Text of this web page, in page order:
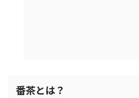
番茶とは？